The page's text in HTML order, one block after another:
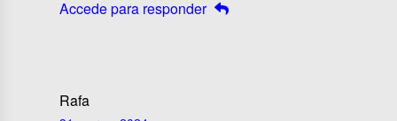
Accede para responder
Rafa